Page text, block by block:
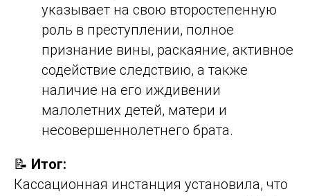
указывает на свою второстепенную
роль в преступлении, полное
признание вины, раскаяние, активное
содействие следствию, а также
наличие на его иждивении
малолетних детей, матери и
несовершеннолетнего брата.
📝 Итог:
Кассационная инстанция установила, что